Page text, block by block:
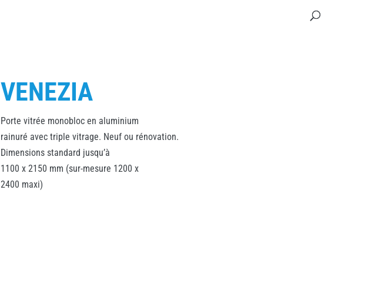
VENEZIA
Porte vitrée monobloc en aluminium
rainuré avec triple vitrage. Neuf ou rénovation.
Dimensions standard jusqu’à
1100 x 2150 mm (sur-mesure 1200 x
2400 maxi)